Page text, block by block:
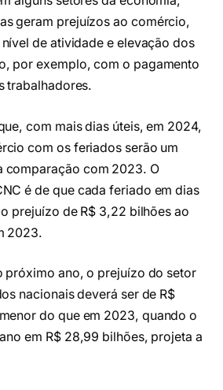
geram prejuízos ao comércio,
de atividade e elevação dos
por exemplo, com o pagamento
trabalhadores.
com mais dias úteis, em 2024,
com os feriados serão um
comparação com 2023. O
é de que cada feriado em dias
prejuízo de R$ 3,22 bilhões ao
2023.
próximo ano, o prejuízo do setor
nacionais deverá ser de R$
do que em 2023, quando o
em R$ 28,99 bilhões, projeta a